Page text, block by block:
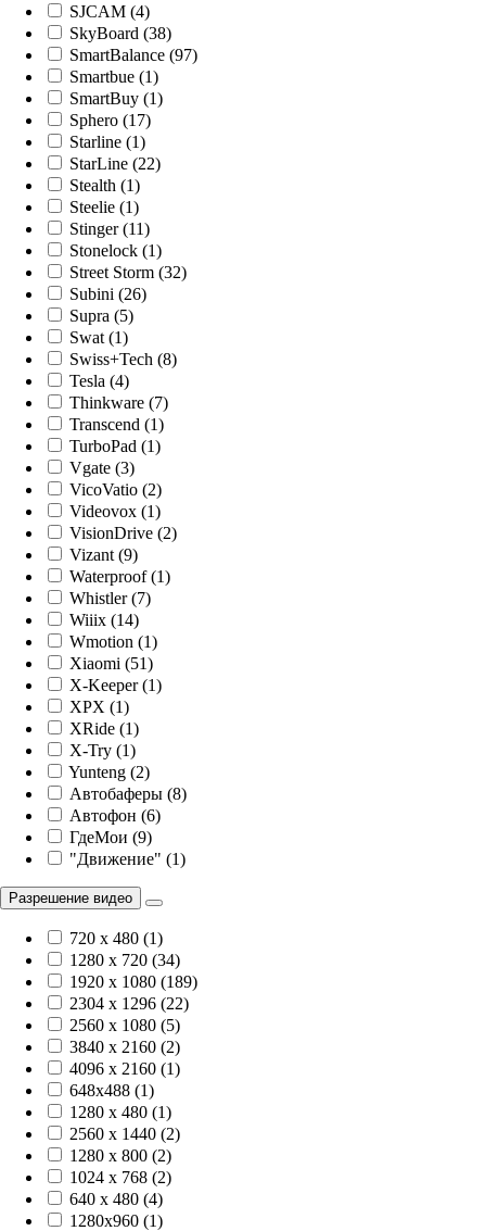
SJCAM (4)
SkyBoard (38)
SmartBalance (97)
Smartbue (1)
SmartBuy (1)
Sphero (17)
Starline (1)
StarLine (22)
Stealth (1)
Steelie (1)
Stinger (11)
Stonelock (1)
Street Storm (32)
Subini (26)
Supra (5)
Swat (1)
Swiss+Tech (8)
Tesla (4)
Thinkware (7)
Transcend (1)
TurboPad (1)
Vgate (3)
VicoVatio (2)
Videovox (1)
VisionDrive (2)
Vizant (9)
Waterproof (1)
Whistler (7)
Wiiix (14)
Wmotion (1)
Xiaomi (51)
X-Keeper (1)
XPX (1)
XRide (1)
X-Try (1)
Yunteng (2)
Автобаферы (8)
Автофон (6)
ГдеМои (9)
"Движение" (1)
Разрешение видео
720 x 480 (1)
1280 x 720 (34)
1920 х 1080 (189)
2304 x 1296 (22)
2560 x 1080 (5)
3840 х 2160 (2)
4096 х 2160 (1)
648x488 (1)
1280 x 480 (1)
2560 x 1440 (2)
1280 x 800 (2)
1024 x 768 (2)
640 x 480 (4)
1280x960 (1)